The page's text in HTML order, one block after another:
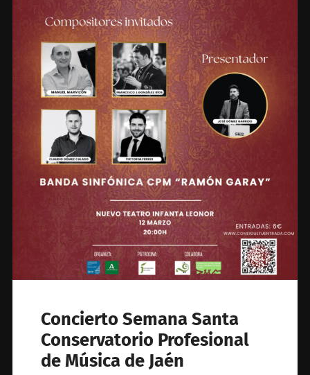
Concierto Semana Santa
Conservatorio Profesional
de Música de Jaén